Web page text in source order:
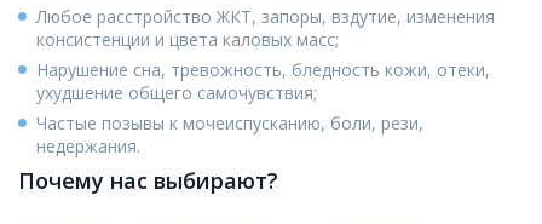
Любое расстройство ЖКТ, запоры, вздутие, изменения
консистенции и цвета каловых масс;
Нарушение сна, тревожность, бледность кожи, отеки,
ухудшение общего самочувствия;
Частые позывы к мочеиспусканию, боли, рези,
недержания.
Почему нас выбирают?